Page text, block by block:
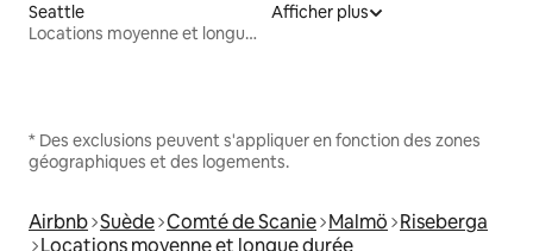
Seattle
Locations moyenne et longue durée
Afficher plus
* Des exclusions peuvent s'appliquer en fonction des zones
géographiques et des logements.
Airbnb Suède Comté de Scanie Malmö Riseberga